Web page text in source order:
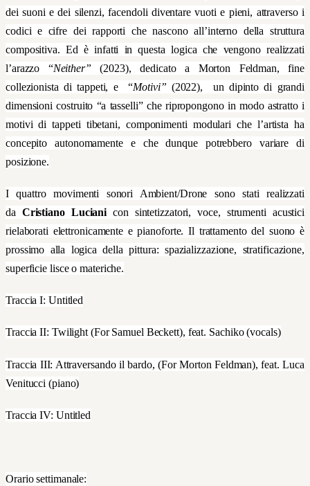
dei suoni e dei silenzi, facendoli diventare vuoti e pieni, attraverso i
codici e cifre dei rapporti che nascono all’interno della struttura
compositiva. Ed è infatti in questa logica che vengono realizzati
l’arazzo “Neither” (2023), dedicato a Morton Feldman, fine
collezionista di tappeti, e “Motivi” (2022), un dipinto di grandi
dimensioni costruito “a tasselli” che ripropongono in modo astratto i
motivi di tappeti tibetani, componimenti modulari che l’artista ha
concepito autonomamente e che dunque potrebbero variare di
posizione.
I quattro movimenti sonori Ambient/Drone sono stati realizzati
da Cristiano Luciani con sintetizzatori, voce, strumenti acustici
rielaborati elettronicamente e pianoforte. Il trattamento del suono è
prossimo alla logica della pittura: spazializzazione, stratificazione,
superficie lisce o materiche.
Traccia I: Untitled
Traccia II: Twilight (For Samuel Beckett), feat. Sachiko (vocals)
Traccia III: Attraversando il bardo, (For Morton Feldman), feat. Luca
Venitucci (piano)
Traccia IV: Untitled
Orario settimanale: